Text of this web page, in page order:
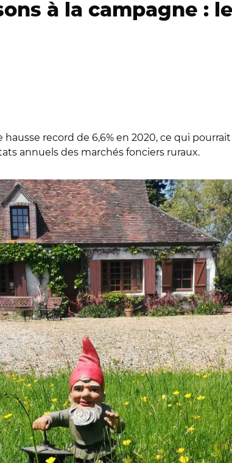
à la campagne :
record de 6,6% en 2020, ce qui
annuels des marchés fonciers ruraux.